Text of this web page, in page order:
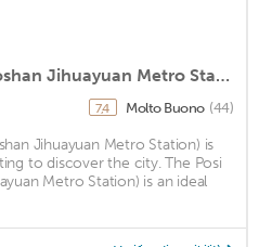
Posi Ouyu Apartment (Foshan Jihuayuan Metro Station)
7,4 Molto Buono (44)
Jihuayuan Metro Station) is
to discover the city. The Posi
Metro Station) is an ideal